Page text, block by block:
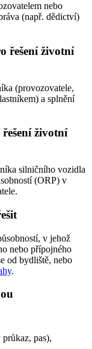
nebo
(např. dědictví)
řešení životní
(provozovatele,
a splnění
životní
silničního vozidla
(ORP) v
v jehož
nebo přípojného
od bydliště, nebo
.
pas),